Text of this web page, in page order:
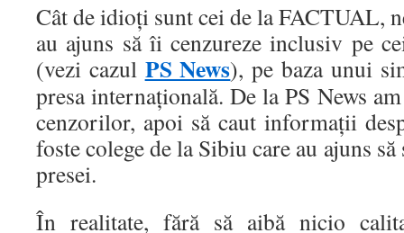
Cât de idioți sunt cei de la FACTUAL,
au ajuns să îi cenzureze inclusiv pe
(vezi cazul PS News), pe baza unui
presa internațională. De la PS News
cenzorilor, apoi să caut informații
foste colege de la Sibiu care au ajuns
presei.
În realitate, fără să aibă nicio